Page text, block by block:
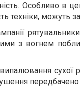
Особливо в
техніки, можуть
з вогнем
сухої
передбачено